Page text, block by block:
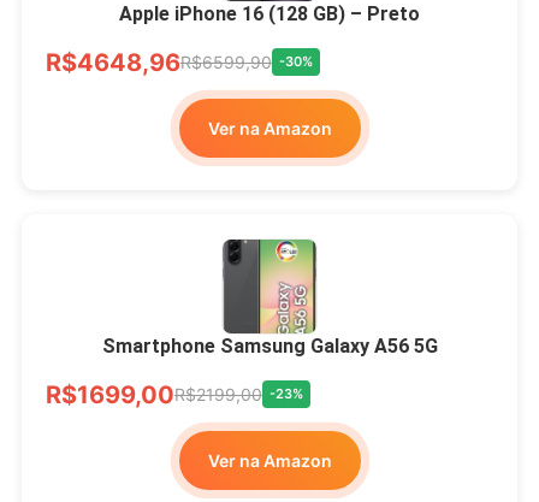
Apple iPhone 16 (128 GB) – Preto
R$4648,96R$6599,90 -30%
Ver na Amazon
Smartphone Samsung Galaxy A56 5G
R$1699,00R$2199,00 -23%
Ver na Amazon